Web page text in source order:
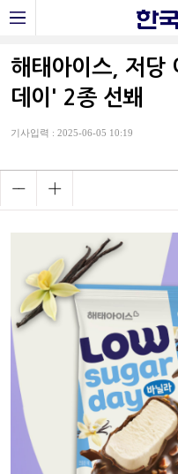
해태아이스, 저당
데이' 2종 선봬
기사입력 : 2025-06-05 10:19